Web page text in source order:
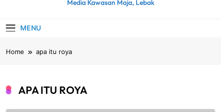
Media Kawasan Maja, Lebak
MENU
Home apa itu roya
APA ITU ROYA